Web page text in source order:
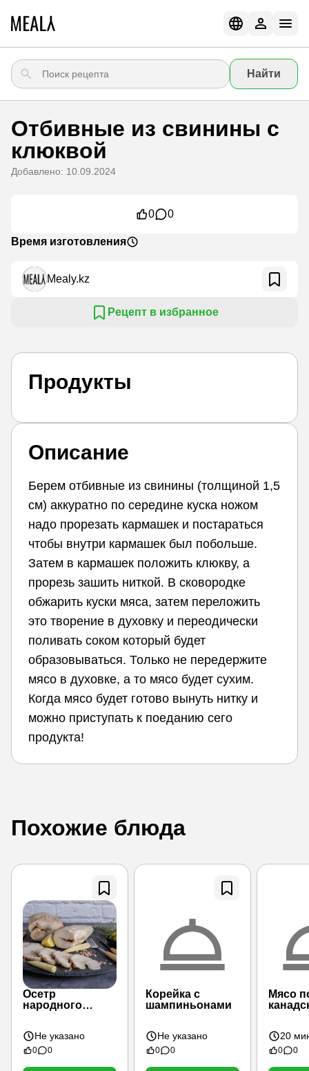
Найти
Отбивные из свинины с
клюквой
Добавлено: 10.09.2024
0 0
Время изготовления
Mealy.kz
Рецепт в избранное
Продукты
Описание
Берем отбивные из свинины (толщиной 1,5
см) аккуратно по середине куска ножом
надо прорезать кармашек и постараться
чтобы внутри кармашек был побольше.
Затем в кармашек положить клюкву, а
прорезь зашить ниткой. В сковородке
обжарить куски мяса, затем переложить
это творение в духовку и переодически
поливать соком который будет
образовываться. Только не передержите
мясо в духовке, а то мясо будет сухим.
Когда мясо будет готово вынуть нитку и
можно приступать к поеданию сего
продукта!
Похожие блюда
Осетр
народного
Не указано
0 0
Корейка с
шампиньонами
Не указано
0 0
Мясо
20
0 0